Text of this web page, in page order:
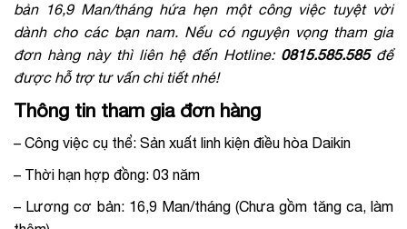
bản 16,9 Man/tháng hứa hẹn một công việc tuyệt vời
dành cho các bạn nam. Nếu có nguyện vọng tham gia
đơn hàng này thì liên hệ đến Hotline: 0815.585.585để
được hỗ trợ tư vấn chi tiết nhé!
Thông tin tham gia đơn hàng
– Công việc cụ thể: Sản xuất linh kiện điều hòa Daikin
– Thời hạn hợp đồng: 03 năm
– Lương cơ bản: 16,9 Man/tháng (Chưa gồm tăng ca, làm